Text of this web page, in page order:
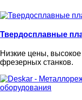
Твердосплавные
Низкие цены,
фрезерных станков.